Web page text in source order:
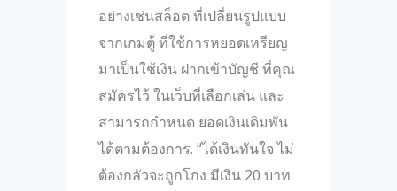
อย่างเช่นสล็อต ที่เปลี่ยนรูปแบบ
จากเกมตู้ ที่ใช้การหยอดเหรียญ
มาเป็นใช้เงิน ฝากเข้าบัญชี ที่คุณ
สมัครไว้ ในเว็บที่เลือกเล่น และ
สามารถกำหนด ยอดเงินเดิมพัน
ได้ตามต้องการ. “ได้เงินทันใจ ไม่
ต้องกลัวจะถูกโกง มีเงิน 20 บาท